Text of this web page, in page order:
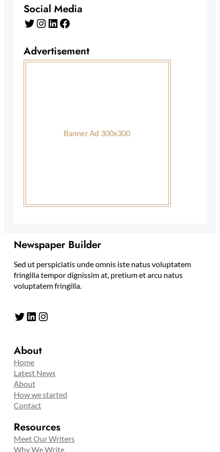
Social Media
Twitter Instagram LinkedIn Facebook
Advertisement
Newspaper Builder
Sed ut perspiciatis unde omnis iste natus voluptatem
fringilla tempor dignissim at, pretium et arcu natus
voluptatem fringilla.
Twitter LinkedIn Instagram
About
Home
Latest News
About
How we started
Contact
Resources
Meet Our Writers
Why We Write